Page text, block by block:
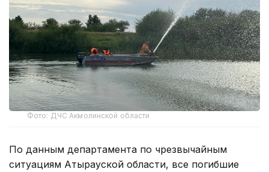
Фото: ДЧС Акмолинской области
По данным департамента по чрезвычайным
ситуациям Атырауской области, все погибшие